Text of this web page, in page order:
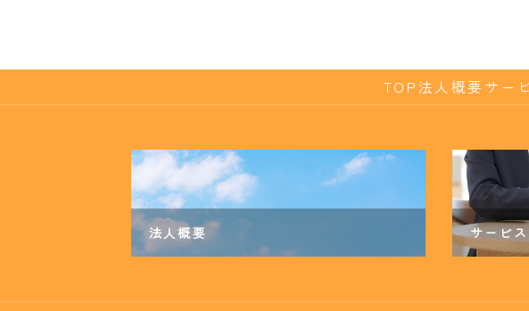
TOP法人概要 サー
法人概要 サービス